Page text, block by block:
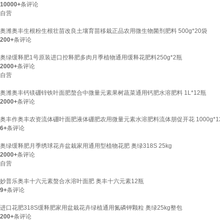
10000+条评论
自营
奥潍奥丰生根粉生根壮苗改良土壤育苗移栽正品农用微生物菌剂肥料 500g*20袋
200+条评论
奥绿缓释肥1号原装进口控释肥多肉月季植物通用缓释花肥料250g*2瓶
2000+条评论
自营
奥潍奥丰钙镁硼锌铁叶面肥螯合中微量元素果树蔬菜通用钙肥水溶肥料 1L*12瓶
2000+条评论
奥丰作奥丰农资流体硼叶面肥液体硼肥农用微量元素水溶肥料流体朋促开花
6+条评论
奥绿缓释肥月季绣球花卉盆栽家用通用型植物花肥 奥绿318S 25kg
2000+条评论
自营
妙普乐奥丰十六元素螯合水溶叶面肥 奥丰十六元素12瓶
9+条评论
进口花肥318S缓释肥家用盆栽花卉绿植通用氮磷钾颗粒 奥绿25kg整包
200+条评论